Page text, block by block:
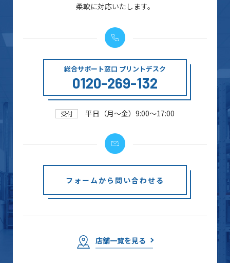
柔軟に対応いたします。
総合サポート窓口 プリントデスク
0120-269-132
受付 平日（月～金）9:00～17:00
フォームから問い合わせる
店舗一覧を見る